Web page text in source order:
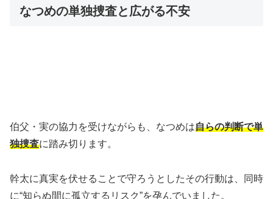
なつめの単独捜査と広がる不安
伯父・実の協力を受けながらも、なつめは自らの判断で単
独捜査に踏み切ります。
幹太に真実を伏せることで守ろうとしたその行動は、同時
に“知らぬ間に孤立するリスク”を孕んでいました。